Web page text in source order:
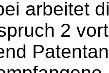
arbeitet
2